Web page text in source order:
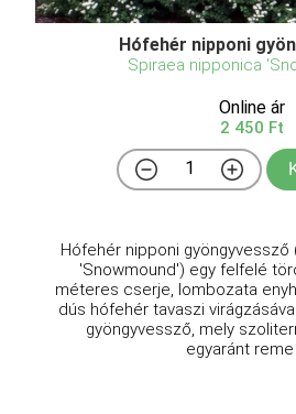
Hófehér nipponi
Spiraea nipponica
Online ár
2 450 Ft
Hófehér nipponi gyöngyvessző
'Snowmound') egy felfelé
méteres cserje, lombozata
dús hófehér tavaszi
gyöngyvessző, mely
egyaránt reme